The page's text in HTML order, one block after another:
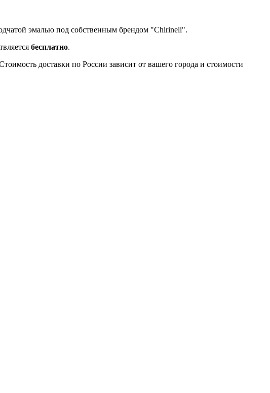
эмалью под собственным брендом "Chirineli".
бесплатно.
доставки по России зависит от вашего города и стоимости